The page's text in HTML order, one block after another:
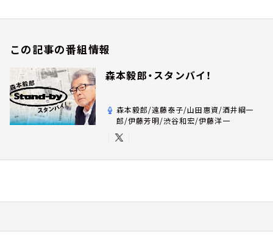
この記事の番組情報
森本毅郎・スタンバイ！
森本毅郎/遠藤泰子/山田惠資/酒井綱一
郎/伊藤芳明/渋谷和宏/伊藤洋一